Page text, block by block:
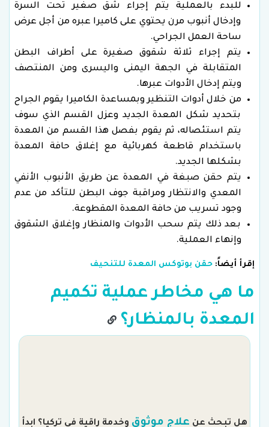
للبدء بالعملية يتم إجراء شق صغير تحت السرة
وإدخال أنبوب مرن يحتوي على كاميرا عبره من أجل عرض
ساحة العمل الجراحي.
يتم إجراء ثلاثة شقوق صغيرة على أطراف البطن
المتقابلة في الجهة اليمنى واليسرى ومن المنتصف
ويتم إدخال الأدوات عبرها.
من خلال أدوات التنظير وبمساعدة الكاميرا يقوم الجراح
بتحديد شكل المعدة الجديد وعزل القسم الذي سوف
يتم استئصاله، ثم يقوم بفصل هذا القسم من المعدة
باستخدام قاطعة كهربائية مع إغلاق حافة المعدة
بشكلها الجديد.
يتم حقن صبغة في المعدة عن طريق الأنبوب الأنفي
المعدي والانتظار ومراقبة جوف البطن للتأكد من عدم
وجود تسريب من حافة المعدة المقطوعة.
بعد ذلك يتم سحب الأدوات والمنظار وإغلاق الشقوق
وإنهاء العملية.
إقرأ أيضاً: حقن بوتوكس المعدة للتنحيف
ما هي مخاطر عملية تكميم
المعدة بالمنظار؟
هل تبحث عن علاج موثوق وخدمة راقية في تركيا؟ ابدأ